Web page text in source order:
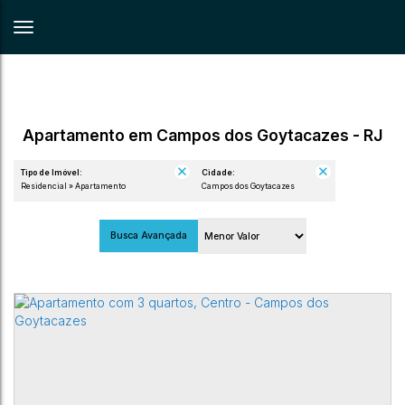
Apartamento em Campos dos Goytacazes - RJ
Tipo de Imóvel:
Residencial » Apartamento
Cidade:
Campos dos Goytacazes
Busca Avançada